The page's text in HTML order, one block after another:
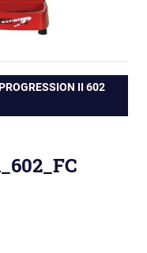
II 602